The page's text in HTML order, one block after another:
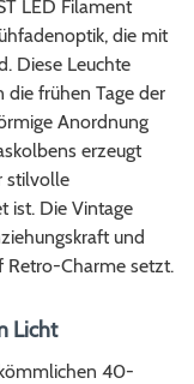
LED Filament
die mit
Diese Leuchte
die frühen Tage der
Anordnung
erzeugt
stilvolle
ist. Die Vintage
und
Retro-Charme setzt.
Licht
40-